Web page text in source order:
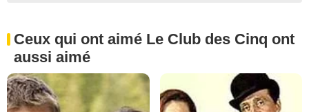
Ceux qui ont aimé Le Club des Cinq ont
aussi aimé